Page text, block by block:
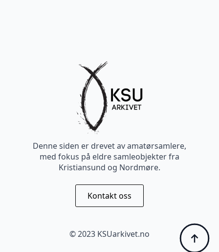
Denne siden er drevet av amatørsamlere,
med fokus på eldre samleobjekter fra
Kristiansund og Nordmøre.
Kontakt oss
© 2023 KSUarkivet.no